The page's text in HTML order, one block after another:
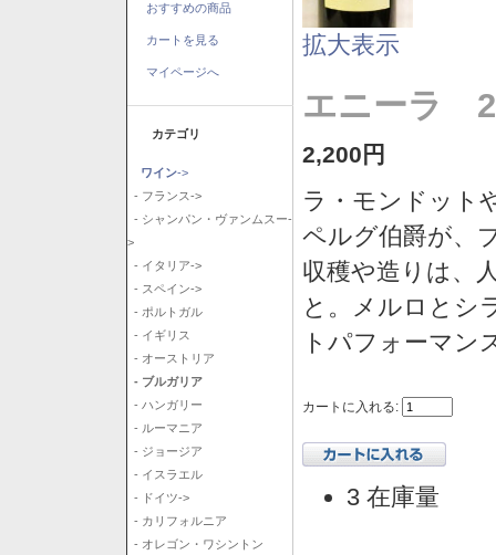
おすすめの商品
カートを見る
マイページへ
カテゴリ
ワイン->
- フランス->
- シャンパン・ヴァンムスー-
>
- イタリア->
- スペイン->
- ポルトガル
- イギリス
- オーストリア
- ブルガリア
- ハンガリー
- ルーマニア
- ジョージア
- イスラエル
- ドイツ->
- カリフォルニア
- オレゴン・ワシントン
拡大表示
エニーラ
2,200円
ラ・モンドット
ペルグ伯爵が、
収穫や造りは、
と。メルロとシ
トパフォーマン
カートに入れる:
3 在庫量